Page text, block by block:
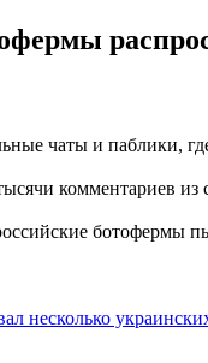
чаты и паблики,
комментариев
ботофермы
несколько